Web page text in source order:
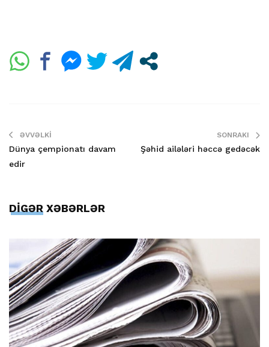
ƏVVƏLKI
Dünya çempionatı davam
edir
SONRAKI
Şəhid ailələri həccə gedəcək
DİGƏR XƏBƏRLƏR